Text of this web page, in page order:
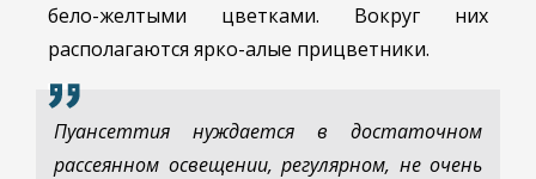
бело-желтыми цветками. Вокруг них
располагаются ярко-алые прицветники.
Пуансеттия нуждается в достаточном
рассеянном освещении, регулярном, не очень